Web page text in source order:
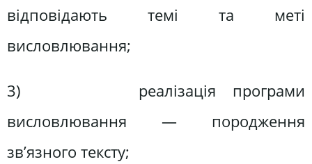
відповідають темі та меті
висловлювання;
3) реалізація програми
висловлювання — породження
зв’язного тексту;